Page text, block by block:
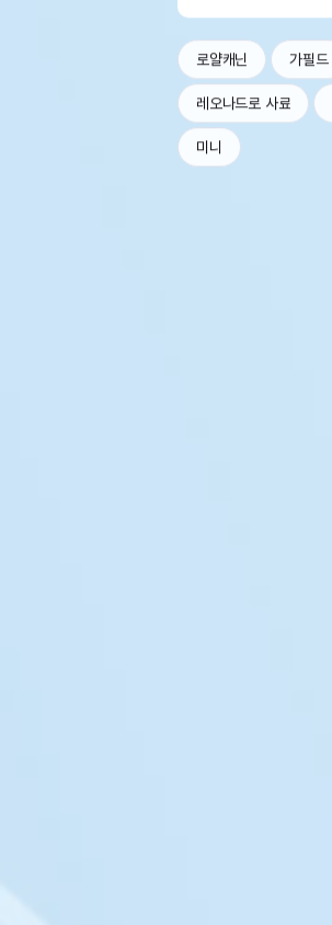
로얄캐닌 가필드
레오나드로 사료
미니